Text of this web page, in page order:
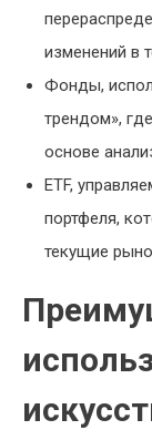
изменений в
Фонды,
трендом»,
основе
ETF,
портфеля,
текущие